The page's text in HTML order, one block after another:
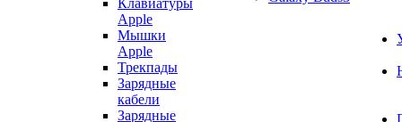
Клавиатуры
Apple
Мышки
Apple
Трекпады
Зарядные
кабели
Зарядные